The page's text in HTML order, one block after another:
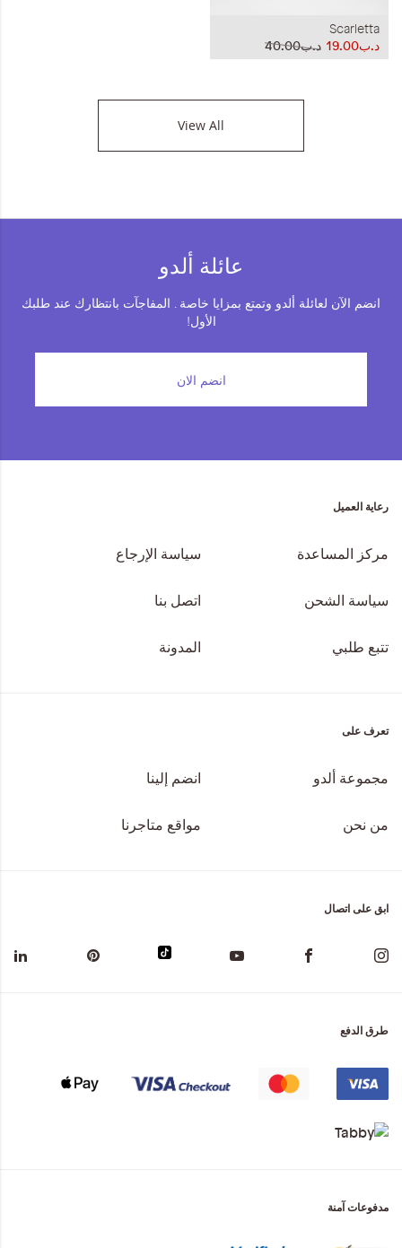
Scarletta
د.ب40.00
د.ب19.00
View All
عائلة ألدو
انضم الآن لعائلة ألدو وتمتع بمزايا خاصة . المفاجآت بانتظارك عند طلبك
الأول!
انضم الان
رعاية العميل
مركز المساعدة سياسة الإرجاع
سياسة الشحن اتصل بنا
تتبع طلبي المدونة
تعرف على
مجموعة ألدو انضم إلينا
من نحن مواقع متاجرنا
ابق على اتصال
طرق الدفع
مدفوعات آمنة